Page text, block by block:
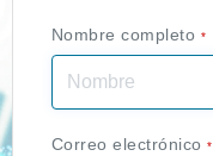
Nombre completo *
Correo electrónico*